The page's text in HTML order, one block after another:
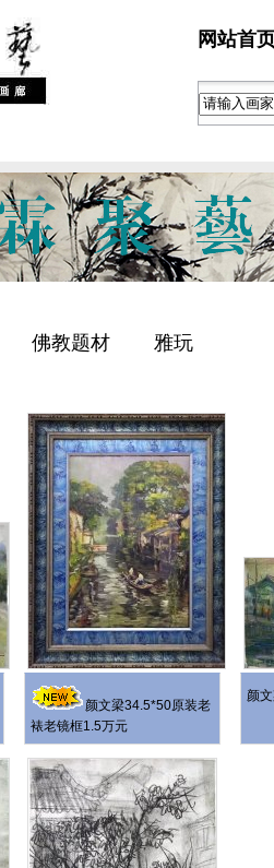
网站首
佛教题材 雅玩
颜文梁34.5*50原装老
裱老镜框1.5万元
颜